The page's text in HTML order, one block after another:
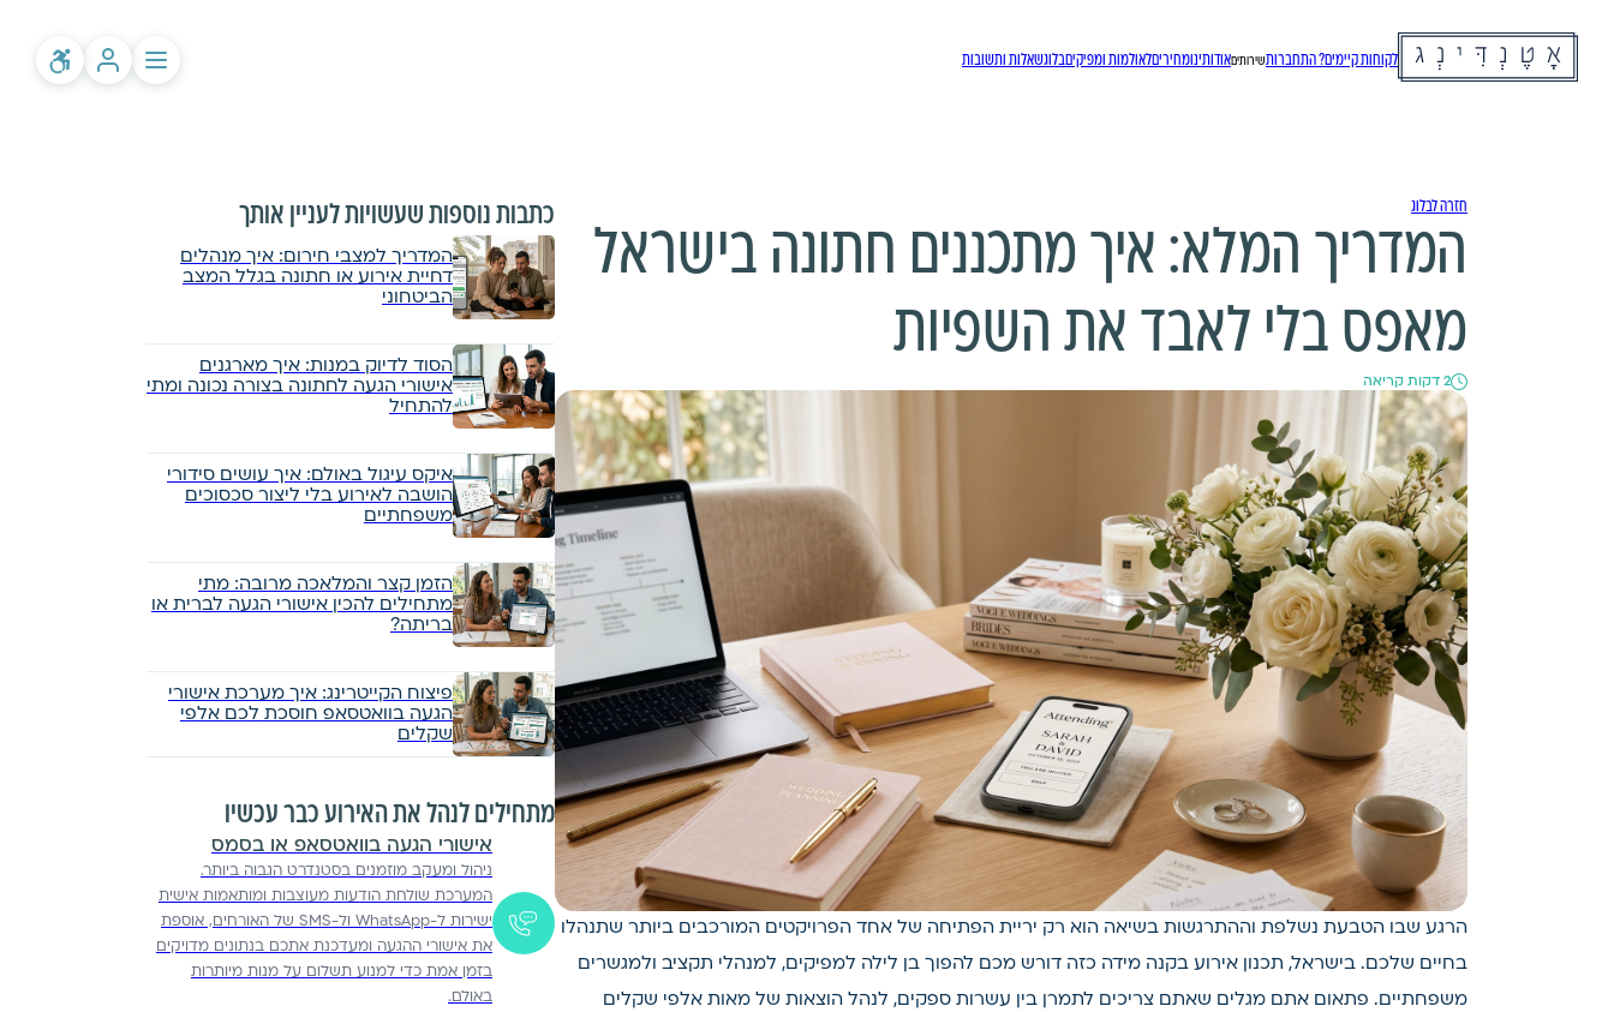
לקוחות קיימים? התחברותשירותיםאודותינו מחיריםלאולמות ומפיקיםבלוגשאלות ותשובות
חזרה לבלוג
המדריך המלא: איך מתכננים חתונה בישראל
מאפס בלי לאבד את השפיות
2 דקות קריאה
הרגע שבו הטבעת נשלפת וההתרגשות בשיאה הוא רק יריית הפתיחה של אחד הפרויקטים המורכבים ביותר שתנהלו
בחיים שלכם. בישראל, תכנון אירוע בקנה מידה כזה דורש מכם להפוך בן לילה למפיקים, למנהלי תקציב ולמגשרים
משפחתיים. פתאום אתם מגלים שאתם צריכים לתמרן בין עשרות ספקים, לנהל הוצאות של מאות אלפי שקלים
כתבות נוספות שעשויות לעניין אותך
המדריך למצבי חירום: איך מנהלים
דחיית אירוע או חתונה בגלל המצב
הביטחוני
הסוד לדיוק במנות: איך מארגנים
אישורי הגעה לחתונה בצורה נכונה ומתי
להתחיל
איקס עיגול באולם: איך עושים סידורי
הושבה לאירוע בלי ליצור סכסוכים
משפחתיים
הזמן קצר והמלאכה מרובה: מתי
מתחילים להכין אישורי הגעה לברית או
בריתה?
פיצוח הקייטרינג: איך מערכת אישורי
הגעה בוואטסאפ חוסכת לכם אלפי
שקלים
מתחילים לנהל את האירוע כבר עכשיו
אישורי הגעה בוואטסאפ או בסמס
ניהול ומעקב מוזמנים בסטנדרט הגבוה ביותר.
המערכת שולחת הודעות מעוצבות ומותאמות אישית
ישירות ל-WhatsApp ול-SMS של האורחים, אוספת
את אישורי ההגעה ומעדכנת אתכם בנתונים מדויקים
בזמן אמת כדי למנוע תשלום על מנות מיותרות
באולם.